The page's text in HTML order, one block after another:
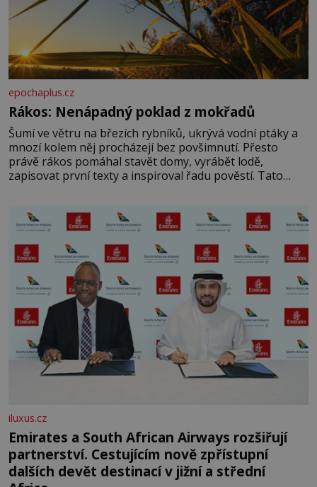
epochaplus.cz
Rákos: Nenápadný poklad z mokřadů
Šumí ve větru na březích rybníků, ukrývá vodní ptáky a
mnozí kolem něj procházejí bez povšimnutí. Přesto
právě rákos pomáhal stavět domy, vyrábět lodě,
zapisovat první texty a inspiroval řadu pověstí. Tato
letního koupání. Stačí se však podívat
iluxus.cz
Emirates a South African Airways rozšiřují
partnerství. Cestujícím nově zpřístupní
dalších devět destinací v jižní a střední